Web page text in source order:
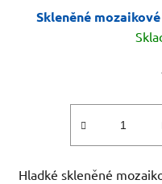
Skleněné
Hladké skleněné